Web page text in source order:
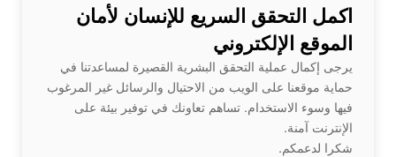
اكمل التحقق السريع للإنسان لأمان
الموقع الإلكتروني
يرجى إكمال عملية التحقق البشرية القصيرة لمساعدتنا في
حماية موقعنا على الويب من الاحتيال والرسائل غير المرغوب
فيها وسوء الاستخدام. تساهم تعاونك في توفير بيئة على
الإنترنت آمنة.
شكرا لدعمكم.